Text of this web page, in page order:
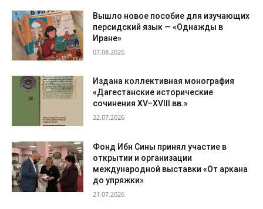
Вышло новое пособие для изучающих
персидский язык — «Однажды в
Иране»
07.08.2026
Издана коллективная монография
«Дагестанские исторические
сочинения XV–XVIII вв.»
22.07.2026
Фонд Ибн Сины принял участие в
открытии и организации
международной выставки «От аркана
до упряжки»
21.07.2026